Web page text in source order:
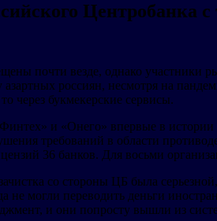
Центробанка
почти везде, однако участники
россиян, несмотря на
через букмекерские сервисы.
и «Онего» впервые в
требований в области
36 банков. Для восьми
со стороны ЦБ была
могли переводить деньги
и они попросту вышли из